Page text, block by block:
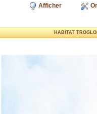
Afficher
HABITAT